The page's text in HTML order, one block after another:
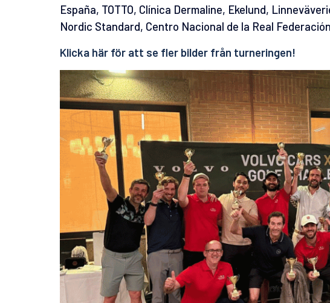
España, TOTTO, Clínica Dermaline, Ekelund,
Nordic Standard, Centro Nacional de la Real
Klicka här för att se fler bilder från turneringen!